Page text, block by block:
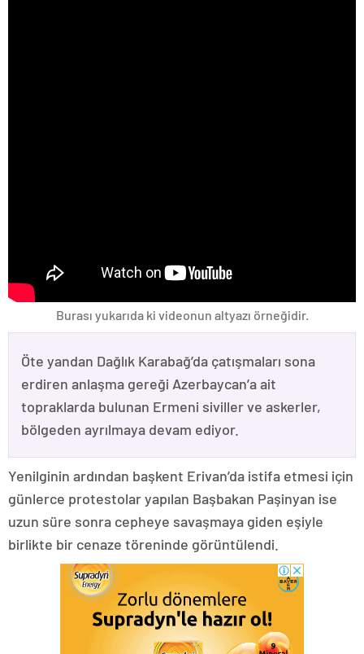
Burası yukarıda ki videonun altyazı örneğidir.
Öte yandan Dağlık Karabağ’da çatışmaları sona
erdiren anlaşma gereği Azerbaycan’a ait
topraklarda bulunan Ermeni siviller ve askerler,
bölgeden ayrılmaya devam ediyor.
Yenilginin ardından başkent Erivan’da istifa etmesi için
günlerce protestolar yapılan Başbakan Paşinyan ise
uzun süre sonra cepheye savaşmaya giden eşiyle
birlikte bir cenaze töreninde görüntülendi.